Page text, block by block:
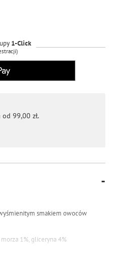
1-Click
od 99,00 zł.
smakiem owoców
1%, gliceryna 4%